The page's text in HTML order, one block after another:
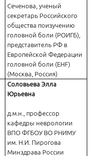
Сеченова, ученый
секретарь Российского
общества поизучению
головной боли (РОИГБ),
представитель РФ в
Европейской Федерации
головной боли (EHF)
(Москва, Россия)
Соловьева Элла
Юрьевна
д.м.н., профессор
кафедры неврологии
ВПО ФГБОУ ВО РНИМУ
им. Н.И. Пирогова
Минздрава России